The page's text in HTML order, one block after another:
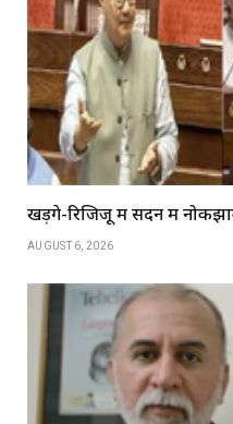
खड़गे-रिजिजू में सदन में
AUGUST 6, 2026